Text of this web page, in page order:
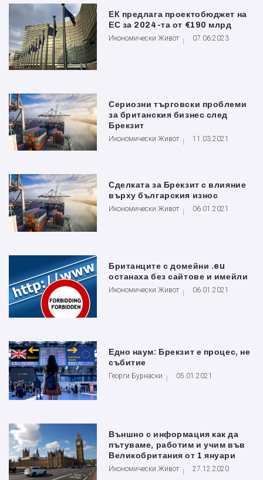
ЕК предлага проектобюджет на
ЕС за 2024-та от €190 млрд
Икономически Живот 07.06.2023
Сериозни търговски проблеми
за британския бизнес след
Брекзит
Икономически Живот 11.03.2021
Сделката за Брекзит с влияние
върху българския износ
Икономически Живот 06.01.2021
Британците с домейни .eu
останаха без сайтове и имейли
Икономически Живот 06.01.2021
Едно наум: Брекзит е процес, не
събитие
Георги Бурнаски 05.01.2021
Външно с информация как да
пътуваме, работим и учим във
Великобритания от 1 януари
Икономически Живот 27.12.2020